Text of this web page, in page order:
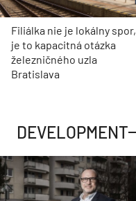
Filiálka nie je lokálny spor,
je to kapacitná otázka
železničného uzla
Bratislava
DEVELOPMENT